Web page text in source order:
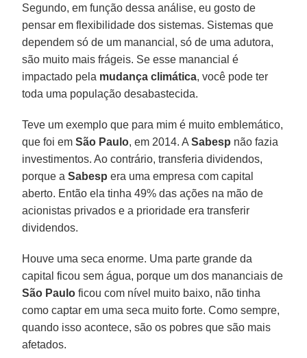
Segundo, em função dessa análise, eu gosto de
pensar em flexibilidade dos sistemas. Sistemas que
dependem só de um manancial, só de uma adutora,
são muito mais frágeis. Se esse manancial é
impactado pela mudança climática, você pode ter
toda uma população desabastecida.
Teve um exemplo que para mim é muito emblemático,
que foi emSão Paulo, em 2014. ASabesp não fazia
investimentos. Ao contrário, transferia dividendos,
porque aSabesp era uma empresa com capital
aberto. Então ela tinha 49% das ações na mão de
acionistas privados e a prioridade era transferir
dividendos.
Houve uma seca enorme. Uma parte grande da
capital ficou sem água, porque um dos mananciais de
São Paulo ficou com nível muito baixo, não tinha
como captar em uma seca muito forte. Como sempre,
quando isso acontece, são os pobres que são mais
afetados.